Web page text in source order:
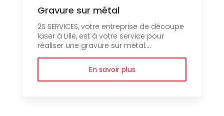
Gravure sur métal
2S SERVICES, votre entreprise de découpe
laser à Lille, est à votre service pour
réaliser une gravure sur métal....
En savoir plus